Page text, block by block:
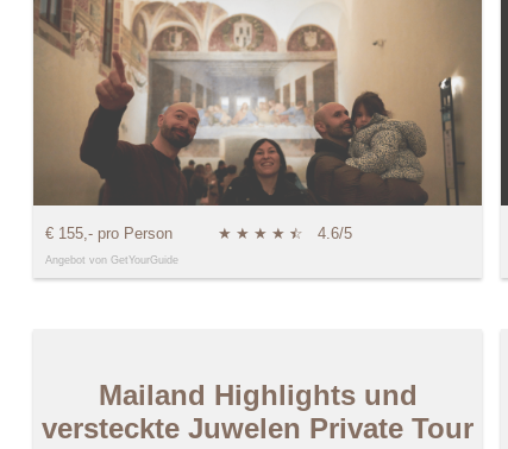
€ 155,- pro Person ★ ★ ★ ★ ★
☆ 4.6/5
Angebot von GetYourGuide
Mailand Highlights und
versteckte Juwelen Private Tour